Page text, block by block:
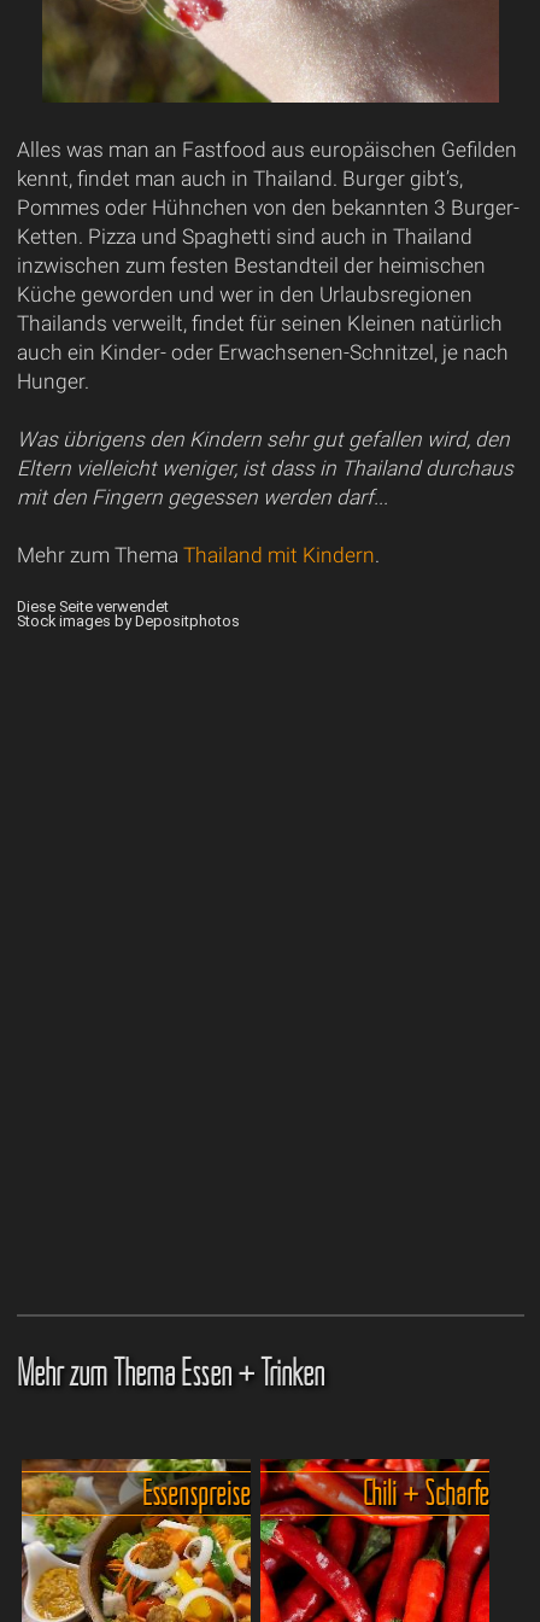
Alles was man an Fastfood aus europäischen Gefilden
kennt, findet man auch in Thailand. Burger gibt’s,
Pommes oder Hühnchen von den bekannten 3 Burger-
Ketten. Pizza und Spaghetti sind auch in Thailand
inzwischen zum festen Bestandteil der heimischen
Küche geworden und wer in den Urlaubsregionen
Thailands verweilt, findet für seinen Kleinen natürlich
auch ein Kinder- oder Erwachsenen-Schnitzel, je nach
Hunger.
Was übrigens den Kindern sehr gut gefallen wird, den
Eltern vielleicht weniger, ist dass in Thailand durchaus
mit den Fingern gegessen werden darf...
Mehr zum Thema Thailand mit Kindern.
Diese Seite verwendet
Stock images by Depositphotos
Mehr zum Thema Essen + Trinken
Essenspreise Chili + Schärfe